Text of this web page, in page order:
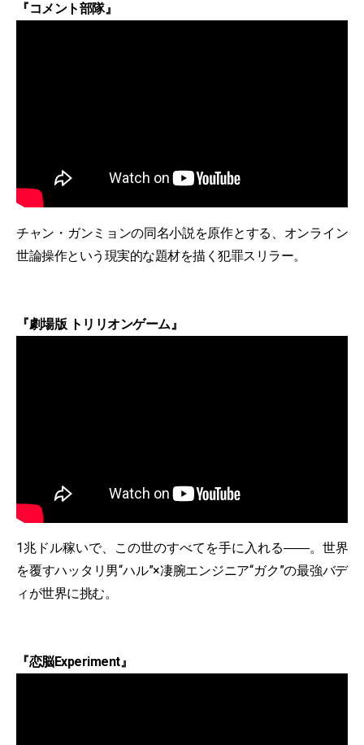
『コメント部隊』
チャン・ガンミョンの同名小説を原作とする、オンライン
世論操作という現実的な題材を描く犯罪スリラー。
『劇場版 トリリオンゲーム』
1兆ドル稼いで、この世のすべてを手に入れる――。世界
を覆すハッタリ男“ハル”×凄腕エンジニア“ガク”の最強バデ
ィが世界に挑む。
『恋脳Experiment』